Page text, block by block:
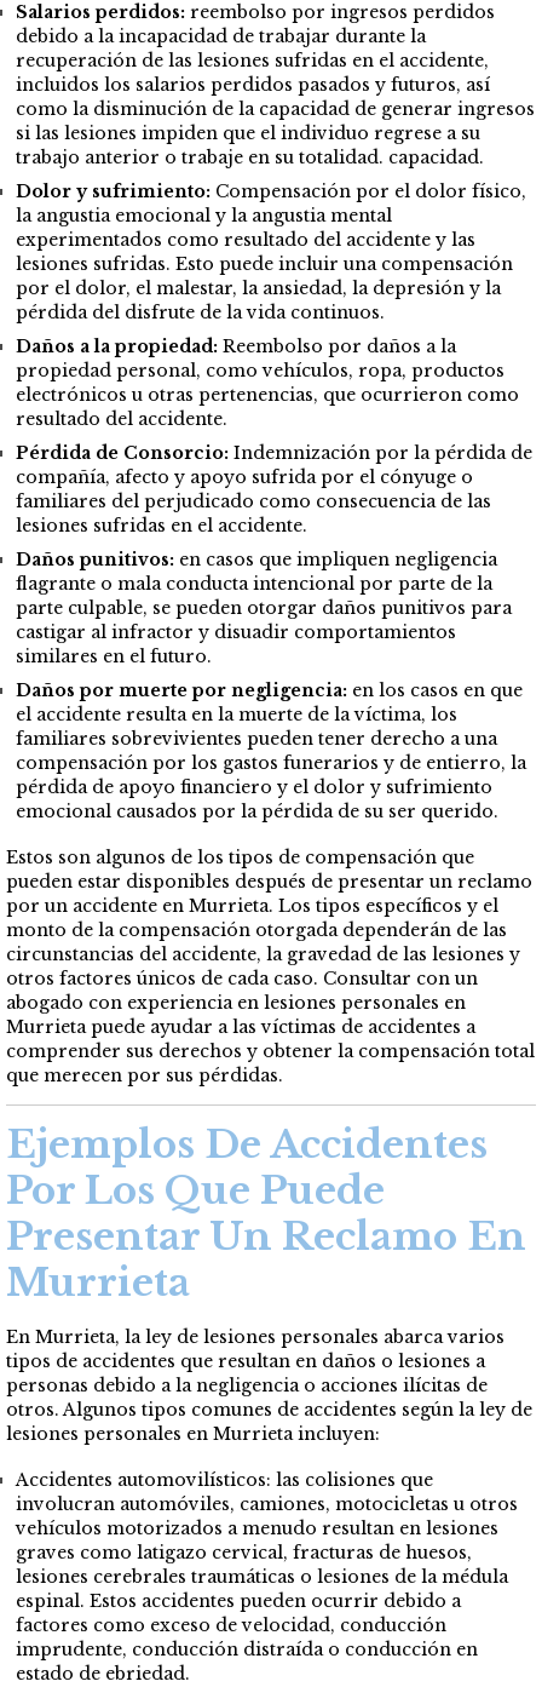
Salarios perdidos: reembolso por ingresos perdidos
debido a la incapacidad de trabajar durante la
recuperación de las lesiones sufridas en el accidente,
incluidos los salarios perdidos pasados y futuros, así
como la disminución de la capacidad de generar ingresos
si las lesiones impiden que el individuo regrese a su
trabajo anterior o trabaje en su totalidad. capacidad.
Dolor y sufrimiento: Compensación por el dolor físico,
la angustia emocional y la angustia mental
experimentados como resultado del accidente y las
lesiones sufridas. Esto puede incluir una compensación
por el dolor, el malestar, la ansiedad, la depresión y la
pérdida del disfrute de la vida continuos.
Daños a la propiedad: Reembolso por daños a la
propiedad personal, como vehículos, ropa, productos
electrónicos u otras pertenencias, que ocurrieron como
resultado del accidente.
Pérdida de Consorcio: Indemnización por la pérdida de
compañía, afecto y apoyo sufrida por el cónyuge o
familiares del perjudicado como consecuencia de las
lesiones sufridas en el accidente.
Daños punitivos: en casos que impliquen negligencia
flagrante o mala conducta intencional por parte de la
parte culpable, se pueden otorgar daños punitivos para
castigar al infractor y disuadir comportamientos
similares en el futuro.
Daños por muerte por negligencia: en los casos en que
el accidente resulta en la muerte de la víctima, los
familiares sobrevivientes pueden tener derecho a una
compensación por los gastos funerarios y de entierro, la
pérdida de apoyo financiero y el dolor y sufrimiento
emocional causados por la pérdida de su ser querido.
Estos son algunos de los tipos de compensación que
pueden estar disponibles después de presentar un reclamo
por un accidente en Murrieta. Los tipos específicos y el
monto de la compensación otorgada dependerán de las
circunstancias del accidente, la gravedad de las lesiones y
otros factores únicos de cada caso. Consultar con un
abogado con experiencia en lesiones personales en
Murrieta puede ayudar a las víctimas de accidentes a
comprender sus derechos y obtener la compensación total
que merecen por sus pérdidas.
Ejemplos De Accidentes
Por Los Que Puede
Presentar Un Reclamo En
Murrieta
En Murrieta, la ley de lesiones personales abarca varios
tipos de accidentes que resultan en daños o lesiones a
personas debido a la negligencia o acciones ilícitas de
otros. Algunos tipos comunes de accidentes según la ley de
lesiones personales en Murrieta incluyen:
Accidentes automovilísticos: las colisiones que
involucran automóviles, camiones, motocicletas u otros
vehículos motorizados a menudo resultan en lesiones
graves como latigazo cervical, fracturas de huesos,
lesiones cerebrales traumáticas o lesiones de la médula
espinal. Estos accidentes pueden ocurrir debido a
factores como exceso de velocidad, conducción
imprudente, conducción distraída o conducción en
estado de ebriedad.